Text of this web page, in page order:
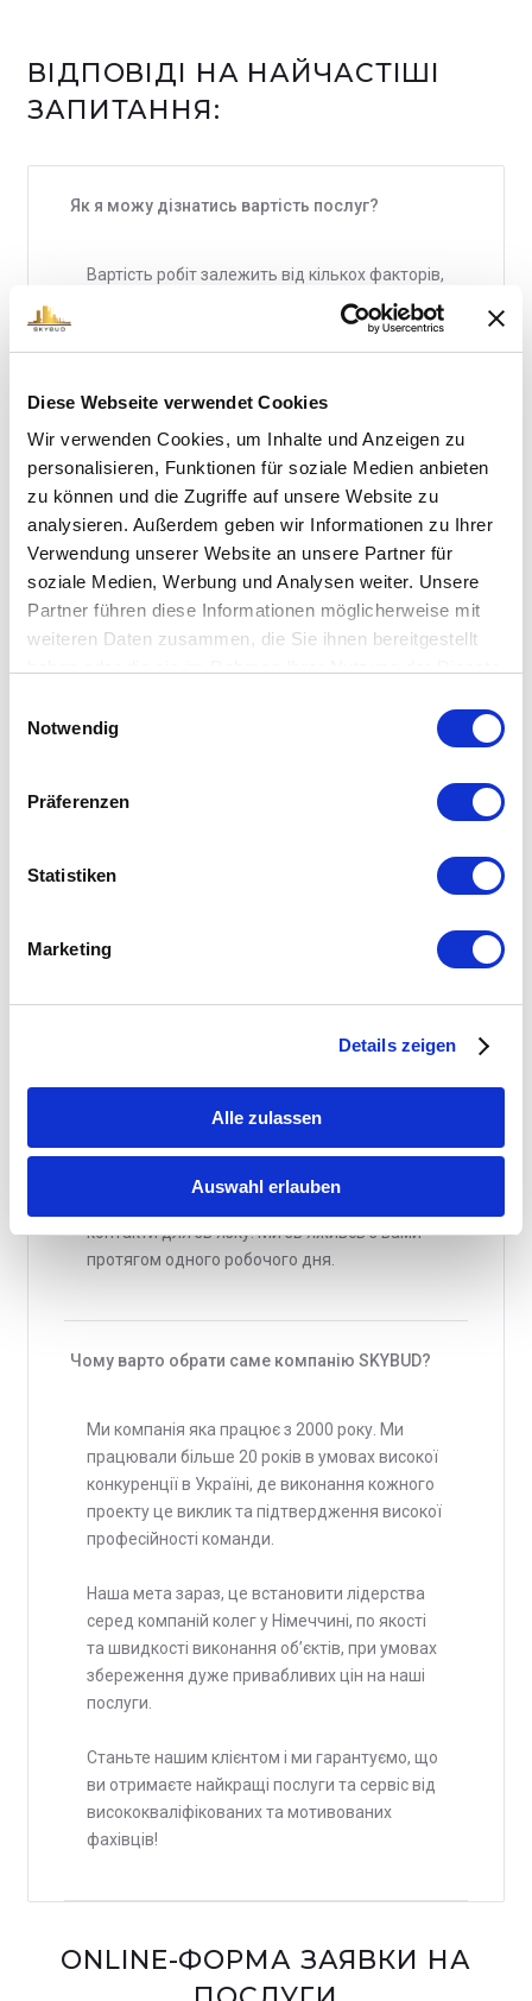
Diese Webseite verwendet Cookies
Wir verwenden Cookies, um Inhalte und Anzeigen zu
personalisieren, Funktionen für soziale Medien anbieten
zu können und die Zugriffe auf unsere Website zu
analysieren. Außerdem geben wir Informationen zu Ihrer
Verwendung unserer Website an unsere Partner für
soziale Medien, Werbung und Analysen weiter. Unsere
Partner führen diese Informationen möglicherweise mit
weiteren Daten zusammen, die Sie ihnen bereitgestellt
Notwendig
Präferenzen
Statistiken
Marketing
Details zeigen
Alle zulassen
Auswahl erlauben
ВІДПОВІДІ НА НАЙЧАСТІШІ
ЗАПИТАННЯ:
Як я можу дізнатись вартість послуг?
Вартість робіт залежить від кількох факторів,
таких як кількість часів роботи фахівців,
матеріали та обладнання необхідне для
виконання робіт, тому вартість робіт для
вам потрібно зробити розрахунок вартості
робіт, зателефонуйте нам або напишіть нам, і
наш менеджер проконсультує вас та
допоможе вам вирішити це питання.
Який термін реалізації проекту?
складах поставників. Ми зі своєї сторони
дотримуванні всіх вимог якості та стандартів.
вами день та час зустрічі.
Також ви можете відправити нам листа, за
допомогою online-форми на цій сторінці.
контакти для зв’язку. Ми зв’яживсь з вами
протягом одного робочого дня.
Чому варто обрати саме компанію SKYBUD?
Ми компанія яка працює з 2000 року. Ми
працювали більше 20 років в умовах високої
конкуренції в Україні, де виконання кожного
проекту це виклик та підтвердження високої
професійності команди.
Наша мета зараз, це встановити лідерства
серед компаній колег у Німеччині, по якості
та швидкості виконання об’єктів, при умовах
збереження дуже привабливих цін на наші
послуги.
Станьте нашим клієнтом і ми гарантуємо, що
ви отримаєте найкращі послуги та сервіс від
висококваліфікованих та мотивованих
фахівців!
ONLINE-ФОРМА ЗАЯВКИ НА